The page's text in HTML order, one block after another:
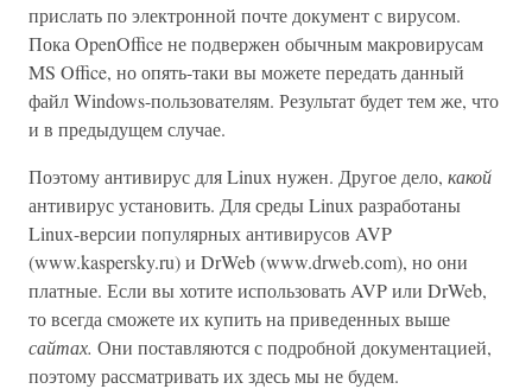
прислать по электронной почте документ с вирусом.
Пока OpenOffice не подвержен обычным макровирусам
MS Office, но опять-таки вы можете передать данный
файл Windows-пользователям. Результат будет тем же, что
и в предыдущем случае.
Поэтому антивирус для Linux нужен. Другое дело, какой
антивирус установить. Для среды Linux разработаны
Linux-версии популярных антивирусов AVP
(www.kaspersky.ru) и DrWeb (www.drweb.com), но они
платные. Если вы хотите использовать AVP или DrWeb,
то всегда сможете их купить на приведенных выше
сайтах. Они поставляются с подробной документацией,
поэтому рассматривать их здесь мы не будем.